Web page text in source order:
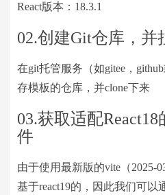
React版本：18.3.1
02.创建Git仓库，并
在git托管服务（如gitee，
存模板的仓库，并clone下来
03.获取适配React18
件
由于使用最新版的vite（2025-
基于react19的，因此我们可以